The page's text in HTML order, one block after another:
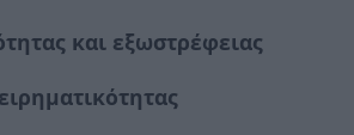
και εξωστρέφειας